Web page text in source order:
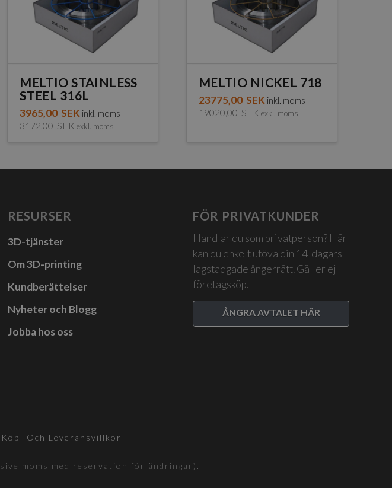
MELTIO STAINLESS
STEEL 316L
3965,00 SEK inkl. moms
3172,00 SEK exkl. moms
MELTIO NICKEL 718
23775,00 SEK inkl. moms
19020,00 SEK exkl. moms
RESURSER
3D-tjänster
Om 3D-printing
Kundberättelser
Nyheter och Blogg
Jobba hos oss
FÖR PRIVATKUNDER
Handlar du som privatperson? Här
kan du enkelt utöva din 14-dagars
lagstadgade ångerrätt. Gäller ej
företagsköp.
ÅNGRA AVTALET HÄR
Köp- Och Leveransvillkor
moms med reservation för ändringar).